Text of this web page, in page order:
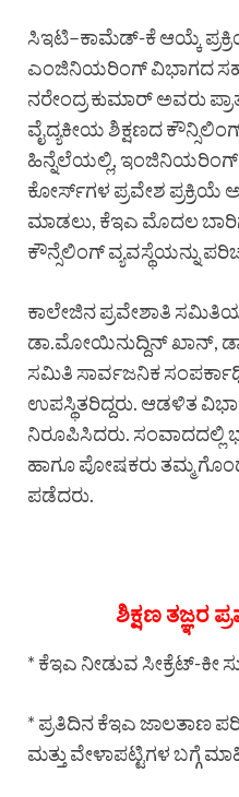
ಸಿಇಟಿ–ಕಾಮೆಡ್-ಕೆ ಆಯ್ಕೆ
ಎಂಜಿನಿಯರಿಂಗ್ ವಿಭಾಗದ
ನರೇಂದ್ರ ಕುಮಾರ್ ಅವರು
ವೈದ್ಯಕೀಯ ಶಿಕ್ಷಣದ
ಹಿನ್ನೆಲೆಯಲ್ಲಿ, ಇಂಜಿನಿಯರಿಂಗ್
ಕೋರ್ಸ್‌ಗಳ ಪ್ರವೇಶ ಪ್ರಕ್ರಿಯೆ
ಮಾಡಲು, ಕೆಇಎ ಮೊದಲ
ಕೌನ್ಸೆಲಿಂಗ್ ವ್ಯವಸ್ಥೆಯನ್ನು
ಕಾಲೇಜಿನ ಪ್ರವೇಶಾತಿ
ಡಾ.ಮೋಯಿನುದ್ದಿನ್ ಖಾನ್,
ಸಮಿತಿ ಸಾರ್ವಜನಿಕ
ಉಪಸ್ಥಿತರಿದ್ದರು. ಆಡಳಿತ
ನಿರೂಪಿಸಿದರು. ಸಂವಾದದಲ್ಲಿ
ಹಾಗೂ ಪೋಷಕರು ತಮ್ಮ
ಪಡೆದರು.
ಶಿಕ್ಷಣ ತಜ್ಞರ
* ಕೆಇಎ ನೀಡುವ ಸೀಕ್ರೆಟ್-ಕೀ
* ಪ್ರತಿದಿನ ಕೆಇಎ ಜಾಲತಾಣ
ಮತ್ತು ವೇಳಾಪಟ್ಟಿಗಳ ಬಗ್ಗೆ